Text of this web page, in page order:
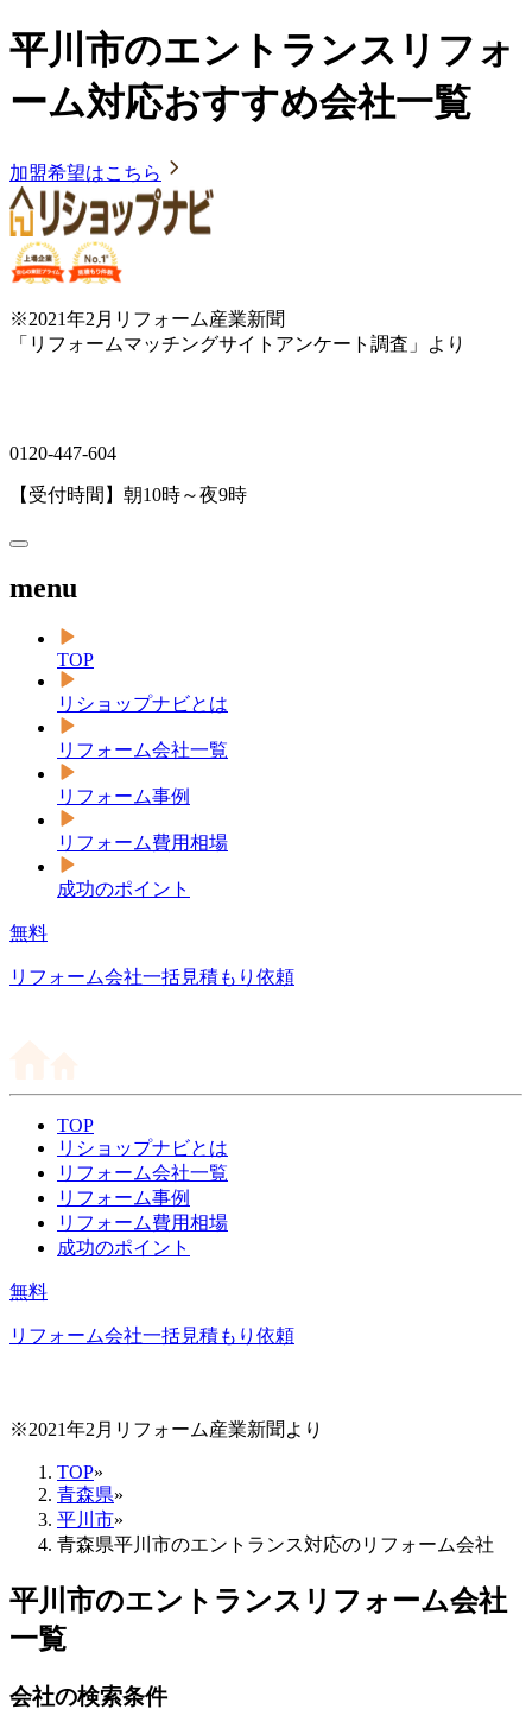
平川市のエントランスリフォ
ーム対応おすすめ会社一覧
加盟希望はこちら
※2021年2月リフォーム産業新聞
「リフォームマッチングサイトアンケート調査」より
0120-447-604
【受付時間】朝10時～夜9時
menu
TOP
リショップナビとは
リフォーム会社一覧
リフォーム事例
リフォーム費用相場
成功のポイント
無料
リフォーム会社一括見積もり依頼
TOP
リショップナビとは
リフォーム会社一覧
リフォーム事例
リフォーム費用相場
成功のポイント
無料
リフォーム会社一括見積もり依頼
※2021年2月リフォーム産業新聞より
TOP»
青森県»
平川市»
青森県平川市のエントランス対応のリフォーム会社
平川市のエントランスリフォーム会社
一覧
会社の検索条件